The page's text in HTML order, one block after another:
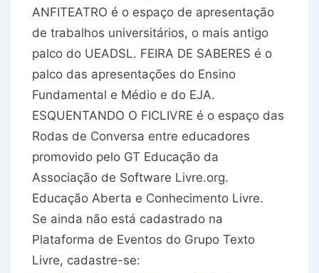
ANFITEATRO é o espaço de apresentação
de trabalhos universitários, o mais antigo
palco do UEADSL. FEIRA DE SABERES é o
palco das apresentações do Ensino
Fundamental e Médio e do EJA.
ESQUENTANDO O FICLIVRE é o espaço das
Rodas de Conversa entre educadores
promovido pelo GT Educação da
Associação de Software Livre.org.
Educação Aberta e Conhecimento Livre.
Se ainda não está cadastrado na
Plataforma de Eventos do Grupo Texto
Livre, cadastre-se: